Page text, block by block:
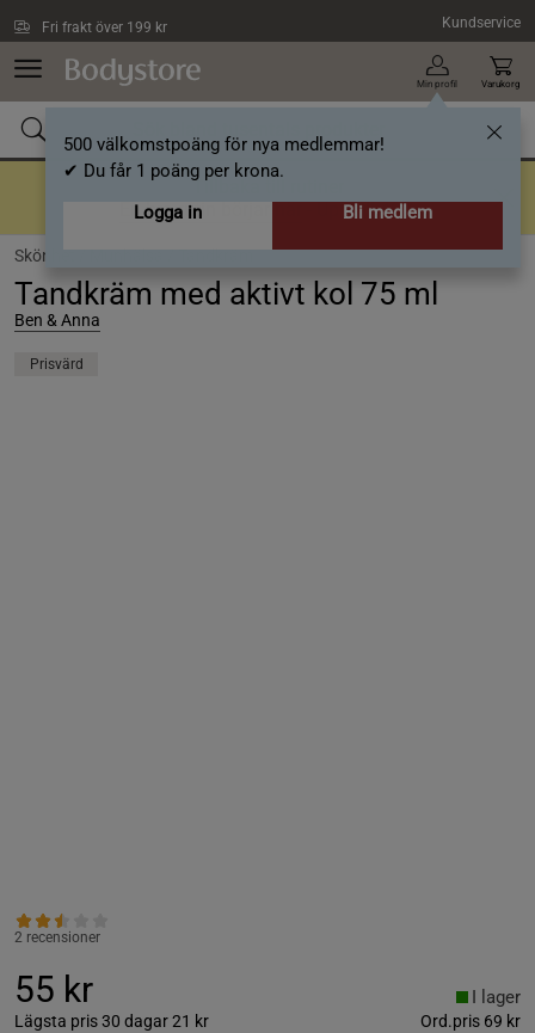
Fri frakt över 199 kr Kundservice
Min profil
500 välkomstpoäng för nya medlemmar!
✔ Du får 1 poäng per krona.
Logga in
Bli medlem
Varukorg
Tillbaka till rutiner
En bra rutin börjar här- Upp till 40%
Skönhet /
Tandkräm med aktivt kol 75 ml
Ben & Anna
Prisvärd
2 recensioner
55 kr
Lägsta pris 30 dagar21 kr Ord.pris 69 kr
I lager